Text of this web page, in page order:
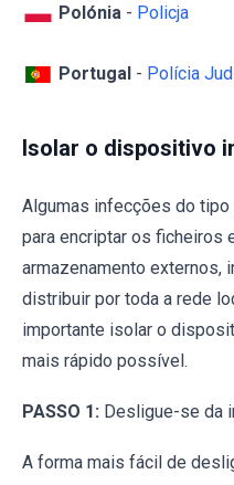
Polónia - Policja
Portugal - Polícia
Isolar o dispositivo
Algumas infecções do
para encriptar os ficheiros
armazenamento externos,
distribuir por toda a rede
importante isolar o
mais rápido possível.
PASSO 1: Desligue-se da
A forma mais fácil de